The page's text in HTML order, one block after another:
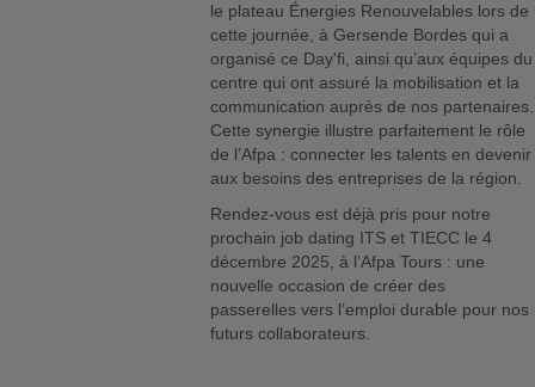
le plateau Énergies Renouvelables lors de
cette journée, à Gersende Bordes qui a
organisé ce Day'fi, ainsi qu’aux équipes du
centre qui ont assuré la mobilisation et la
communication auprès de nos partenaires.
Cette synergie illustre parfaitement le rôle
de l’Afpa : connecter les talents en devenir
aux besoins des entreprises de la région.
Rendez-vous est déjà pris pour notre
prochain job dating ITS et TIECC le 4
décembre 2025, à l’Afpa Tours : une
nouvelle occasion de créer des
passerelles vers l’emploi durable pour nos
futurs collaborateurs.